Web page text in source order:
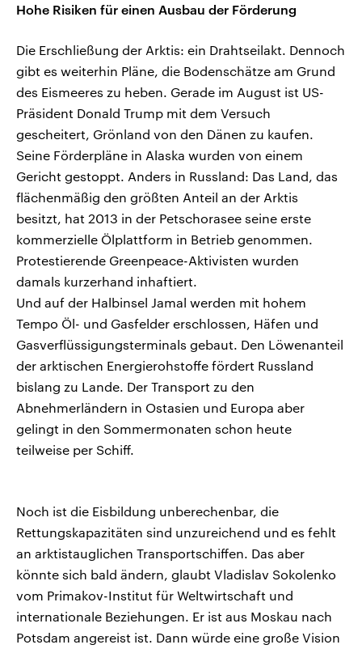
Hohe Risiken für einen Ausbau der Förderung
Die Erschließung der Arktis: ein Drahtseilakt. Dennoch
gibt es weiterhin Pläne, die Bodenschätze am Grund
des Eismeeres zu heben. Gerade im August ist US-
Präsident Donald Trump mit dem Versuch
gescheitert, Grönland von den Dänen zu kaufen.
Seine Förderpläne in Alaska wurden von einem
Gericht gestoppt. Anders in Russland: Das Land, das
flächenmäßig den größten Anteil an der Arktis
besitzt, hat 2013 in der Petschorasee seine erste
kommerzielle Ölplattform in Betrieb genommen.
Protestierende Greenpeace-Aktivisten wurden
damals kurzerhand inhaftiert.
Und auf der Halbinsel Jamal werden mit hohem
Tempo Öl- und Gasfelder erschlossen, Häfen und
Gasverflüssigungsterminals gebaut. Den Löwenanteil
der arktischen Energierohstoffe fördert Russland
bislang zu Lande. Der Transport zu den
Abnehmerländern in Ostasien und Europa aber
gelingt in den Sommermonaten schon heute
teilweise per Schiff.
Noch ist die Eisbildung unberechenbar, die
Rettungskapazitäten sind unzureichend und es fehlt
an arktistauglichen Transportschiffen. Das aber
könnte sich bald ändern, glaubt Vladislav Sokolenko
vom Primakov-Institut für Weltwirtschaft und
internationale Beziehungen. Er ist aus Moskau nach
Potsdam angereist ist. Dann würde eine große Vision